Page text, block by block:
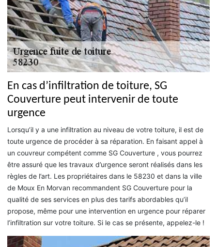
En cas d’infiltration de toiture, SG
Couverture peut intervenir de toute
urgence
Lorsqu’il y a une infiltration au niveau de votre toiture, il est de
toute urgence de procéder à sa réparation. En faisant appel à
un couvreur compétent comme SG Couverture , vous pourrez
être assuré que les travaux d’urgence seront réalisés dans les
règles de l’art. Les propriétaires dans le 58230 et dans la ville
de Moux En Morvan recommandent SG Couverture pour la
qualité de ses services en plus des tarifs abordables qu’il
propose, même pour une intervention en urgence pour réparer
l’infiltration sur votre toiture. Si le cas se présente, appelez-le !